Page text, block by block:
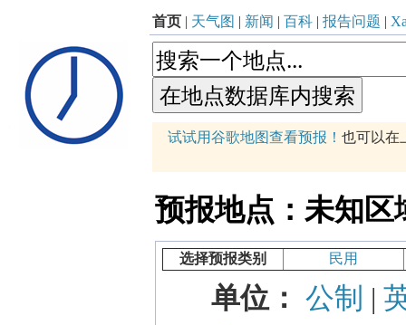
首页 | 天气图 | 新闻 | 百科 | 报告问题 |
试试用谷歌地图查看预报！ 也可以在
预报地点：未知区
选择预报类别 民用
单位： 公制 |